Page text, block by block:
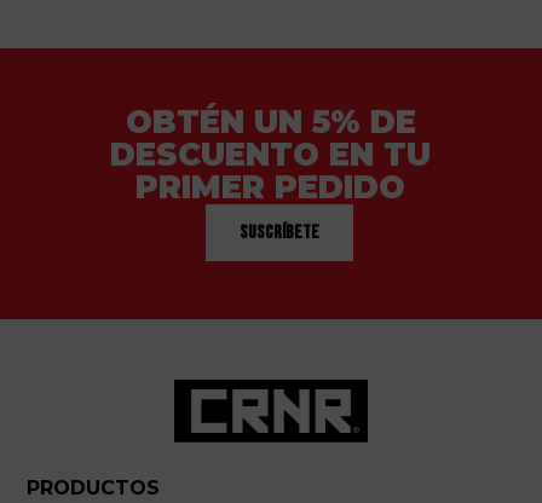
OBTÉN UN 5% DE
DESCUENTO EN TU
PRIMER PEDIDO
Suscríbete
PRODUCTOS